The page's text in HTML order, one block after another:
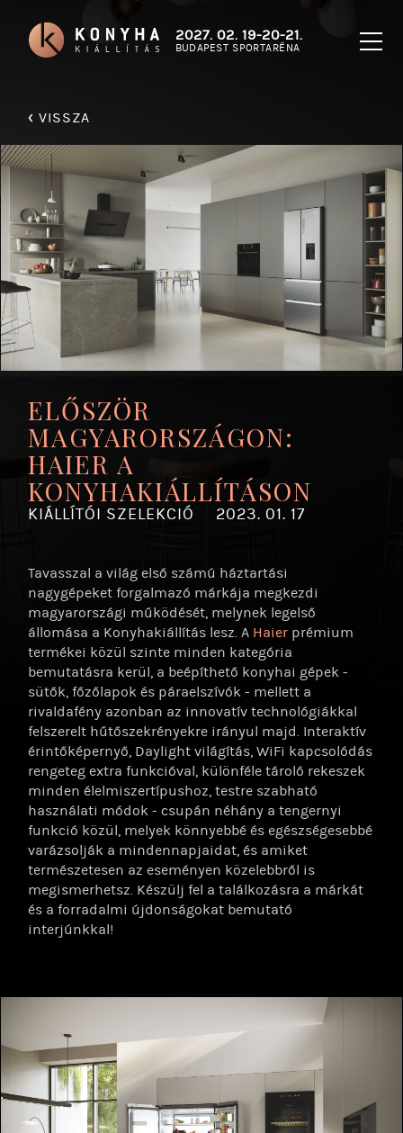
2027. 02. 19-20-21.
BUDAPEST SPORTARÉNA
‹ VISSZA
ELŐSZÖR
MAGYARORSZÁGON:
HAIER A
KONYHAKIÁLLÍTÁSON
KIÁLLÍTÓI SZELEKCIÓ 2023. 01. 17
Tavasszal a világ első számú háztartási
nagygépeket forgalmazó márkája megkezdi
magyarországi működését, melynek legelső
állomása a Konyhakiállítás lesz. A Haier prémium
termékei közül szinte minden kategória
bemutatásra kerül, a beépíthető konyhai gépek -
sütők, főzőlapok és páraelszívók - mellett a
rivaldafény azonban az innovatív technológiákkal
felszerelt hűtőszekrényekre irányul majd. Interaktív
érintőképernyő, Daylight világítás, WiFi kapcsolódás
rengeteg extra funkcióval, különféle tároló rekeszek
minden élelmiszertípushoz, testre szabható
használati módok - csupán néhány a tengernyi
funkció közül, melyek könnyebbé és egészségesebbé
varázsolják a mindennapjaidat, és amiket
természetesen az eseményen közelebbről is
megismerhetsz. Készülj fel a találkozásra a márkát
és a forradalmi újdonságokat bemutató
interjúnkkal!